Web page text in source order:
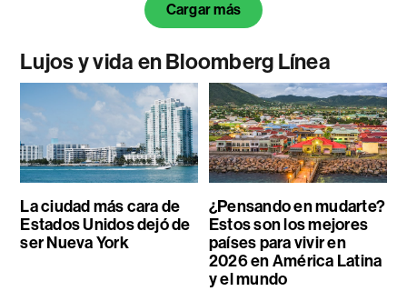
Cargar más
Lujos y vida en Bloomberg Línea
La ciudad más cara de
Estados Unidos dejó de
ser Nueva York
¿Pensando en mudarte?
Estos son los mejores
países para vivir en
2026 en América Latina
y el mundo